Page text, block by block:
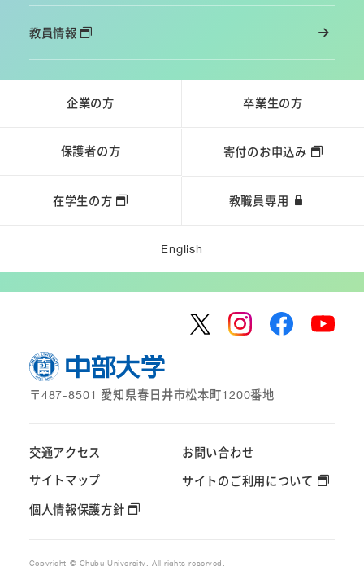
教員情報
企業の方 卒業生の方
保護者の方 寄付のお申込み
在学生の方 教職員専用
English
〒487-8501 愛知県春日井市松本町1200番地
交通アクセス お問い合わせ
サイトマップ サイトのご利用について
個人情報保護方針
Copyright © Chubu University. All rights reserved.